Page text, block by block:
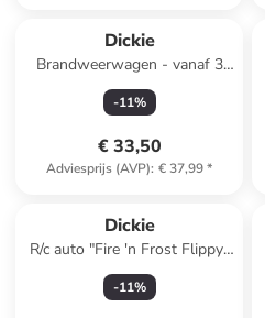
Dickie
Brandweerwagen - vanaf 3
jaar
-11%
€ 33,50
Adviesprijs (AVP): € 37,99*
Dickie
R/c auto "Fire 'n Frost Flippy''
geel - vanaf 6 jaar
-11%